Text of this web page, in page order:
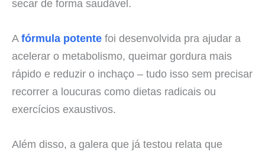
secar de forma saudável.
Afórmula potente foi desenvolvida pra ajudar a
acelerar o metabolismo, queimar gordura mais
rápido e reduzir o inchaço – tudo isso sem precisar
recorrer a loucuras como dietas radicais ou
exercícios exaustivos.
Além disso, a galera que já testou relata que